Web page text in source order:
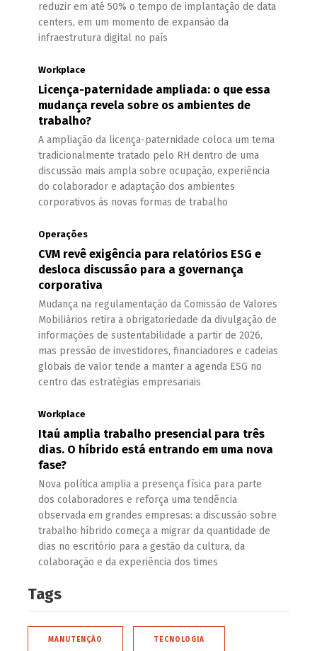
reduzir em até 50% o tempo de implantação de data
centers, em um momento de expansão da
infraestrutura digital no país
Workplace
Licença-paternidade ampliada: o que essa
mudança revela sobre os ambientes de
trabalho?
A ampliação da licença-paternidade coloca um tema
tradicionalmente tratado pelo RH dentro de uma
discussão mais ampla sobre ocupação, experiência
do colaborador e adaptação dos ambientes
corporativos às novas formas de trabalho
Operações
CVM revê exigência para relatórios ESG e
desloca discussão para a governança
corporativa
Mudança na regulamentação da Comissão de Valores
Mobiliários retira a obrigatoriedade da divulgação de
informações de sustentabilidade a partir de 2026,
mas pressão de investidores, financiadores e cadeias
globais de valor tende a manter a agenda ESG no
centro das estratégias empresariais
Workplace
Itaú amplia trabalho presencial para três
dias. O híbrido está entrando em uma nova
fase?
Nova política amplia a presença física para parte
dos colaboradores e reforça uma tendência
observada em grandes empresas: a discussão sobre
trabalho híbrido começa a migrar da quantidade de
dias no escritório para a gestão da cultura, da
colaboração e da experiência dos times
Tags
MANUTENÇÃO TECNOLOGIA